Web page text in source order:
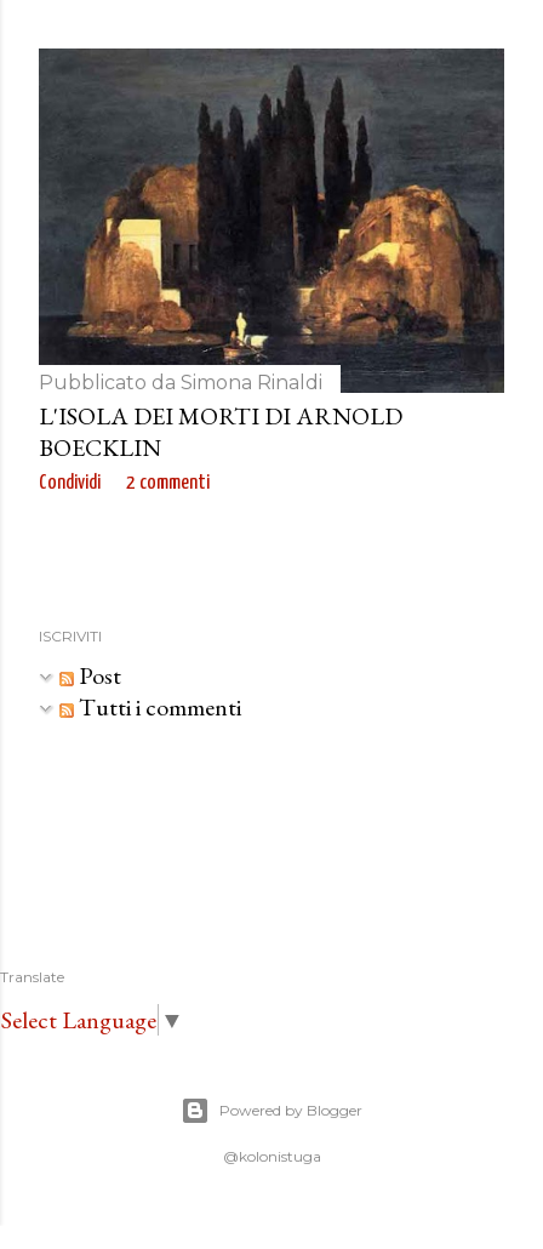
Pubblicato da Simona Rinaldi
L'ISOLA DEI MORTI DI ARNOLD
BOECKLIN
Condividi 2 commenti
ISCRIVITI
Post
Tutti i commenti
Translate
Select Language ▼
Powered by Blogger
@kolonistuga